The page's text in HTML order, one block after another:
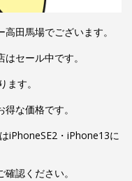
田馬場でございます。
セール中です。
す。
な価格です。
iPhoneSE2・iPhone13に
認ください。